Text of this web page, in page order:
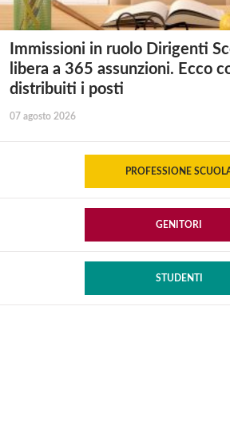
Immissioni in ruolo Dirigenti
libera a 365 assunzioni. Ecco
distribuiti i posti
07 agosto 2026
PROFESSIONE
GENITORI
STUDENTI